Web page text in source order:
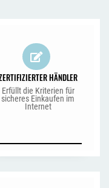
HÄNDLER
Erfüllt die Kriterien für
sicheres Einkaufen im
Internet